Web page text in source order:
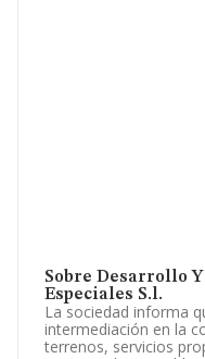
Sobre Desarrollo
Especiales S.l.
La sociedad informa
intermediación en la
terrenos, servicios